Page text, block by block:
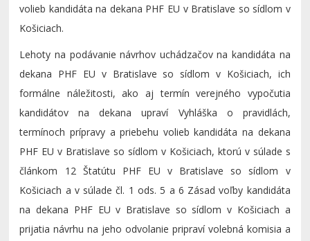
volieb kandidáta na dekana PHF EU v Bratislave so sídlom v
Košiciach.
Lehoty na podávanie návrhov uchádzačov na kandidáta na
dekana PHF EU v Bratislave so sídlom v Košiciach, ich
formálne náležitosti, ako aj termín verejného vypočutia
kandidátov na dekana upraví Vyhláška o pravidlách,
termínoch prípravy a priebehu volieb kandidáta na dekana
PHF EU v Bratislave so sídlom v Košiciach, ktorú v súlade s
článkom 12 Štatútu PHF EU v Bratislave so sídlom v
Košiciach a v súlade čl. 1 ods. 5 a 6 Zásad voľby kandidáta
na dekana PHF EU v Bratislave so sídlom v Košiciach a
prijatia návrhu na jeho odvolanie pripraví volebná komisia a